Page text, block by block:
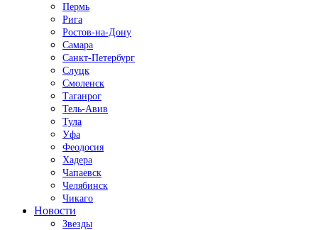
Пермь
Рига
Ростов-на-Дону
Самара
Санкт-Петербург
Слуцк
Смоленск
Таганрог
Тель-Авив
Тула
Уфа
Феодосия
Хадера
Чапаевск
Челябинск
Чикаго
Новости
Звезды